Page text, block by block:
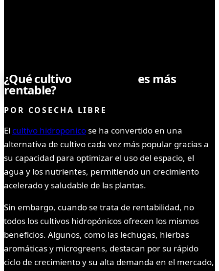
¿Qué cultivo es más
rentable?
POR COSECHA LIBRE
El cultivo hidroponicose ha convertido en una
alternativa de cultivo cada vez más popular gracias a
su capacidad para optimizar el uso del espacio, el
agua y los nutrientes, permitiendo un crecimiento
acelerado y saludable de las plantas.
Sin embargo, cuando se trata de rentabilidad, no
todos los cultivos hidropónicos ofrecen los mismos
beneficios. Algunos, como las lechugas, hierbas
aromáticas y microgreens, destacan por su rápido
ciclo de crecimiento y su alta demanda en el mercado,